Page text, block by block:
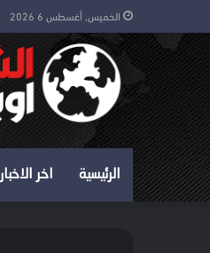
الخميس, أغسطس 6 2026
الرئيسية اخر الاخبار